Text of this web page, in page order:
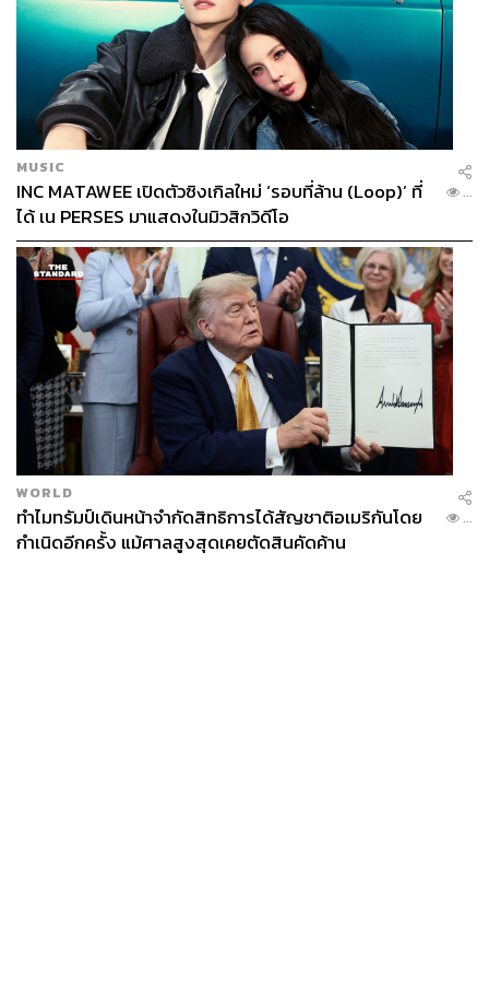
MUSIC
INC MATAWEE เปิดตัวซิงเกิลใหม่ ‘รอบที่ล้าน (Loop)’ ที่
ได้ เน PERSES มาแสดงในมิวสิกวิดีโอ
...
WORLD
ทำไมทรัมป์เดินหน้าจำกัดสิทธิการได้สัญชาติอเมริกันโดย
กำเนิดอีกครั้ง แม้ศาลสูงสุดเคยตัดสินคัดค้าน
...